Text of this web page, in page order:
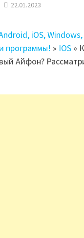
22.01.2023
iOS,
программы! » IOS»
Айфон?